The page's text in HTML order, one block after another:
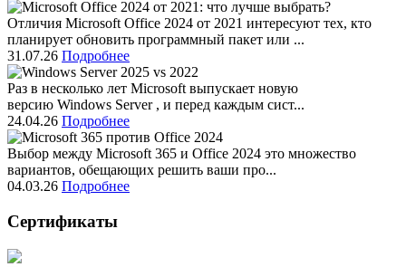
Отличия Microsoft Office 2024 от 2021 интересуют тех, кто
планирует обновить программный пакет или ...
31.07.26 Подробнее
Раз в несколько лет Microsoft выпускает новую
версию Windows Server , и перед каждым сист...
24.04.26 Подробнее
Выбор между Microsoft 365 и Office 2024 это множество
вариантов, обещающих решить ваши про...
04.03.26 Подробнее
Сертификаты